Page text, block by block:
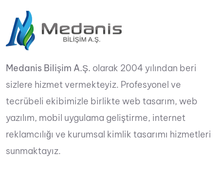
Medanis Bilişim A.Ş. olarak 2004 yılından beri
sizlere hizmet vermekteyiz. Profesyonel ve
tecrübeli ekibimizle birlikte web tasarım, web
yazılım, mobil uygulama geliştirme, internet
reklamcılığı ve kurumsal kimlik tasarımı hizmetleri
sunmaktayız.